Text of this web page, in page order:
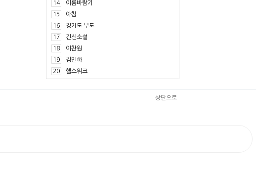
14
이름바람기
15
아침
16
경기도 부도
17
긴신소설
18
이찬원
19
김민하
20
헬스위크
상단으로